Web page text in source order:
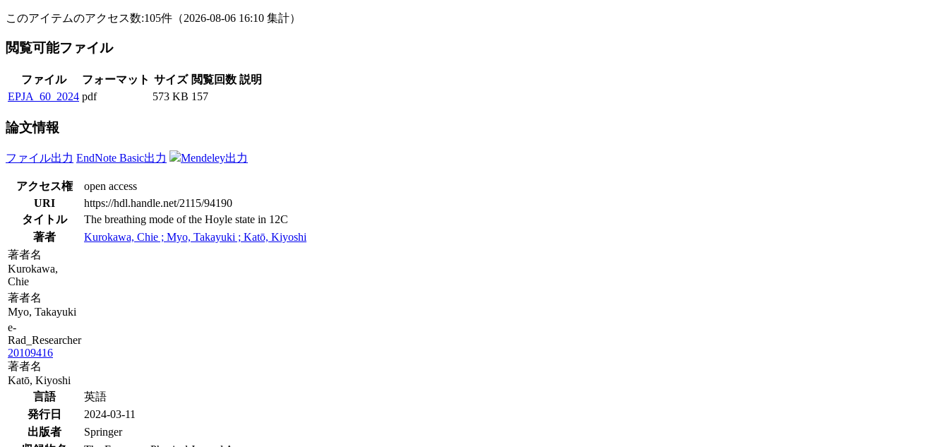
このアイテムのアクセス数:105件 （2026-08-06 16:10 集計）
閲覧可能ファイル
ファイル フォーマット サイズ 閲覧回数 説明
EPJA_60_2024 pdf 573 KB 157
論文情報
ファイル出力 EndNote Basic出力 Mendeley出力
アクセス権
open access
URI
https://hdl.handle.net/2115/94190
タイトル
The breathing mode of the Hoyle state in 12C
著者
Kurokawa, Chie ; Myo, Takayuki ; Katō, Kiyoshi
著者名
Kurokawa,
Chie
著者名
Myo, Takayuki
e-
Rad_Researcher
20109416
著者名
Katō, Kiyoshi
言語
英語
発行日
2024-03-11
出版者
Springer